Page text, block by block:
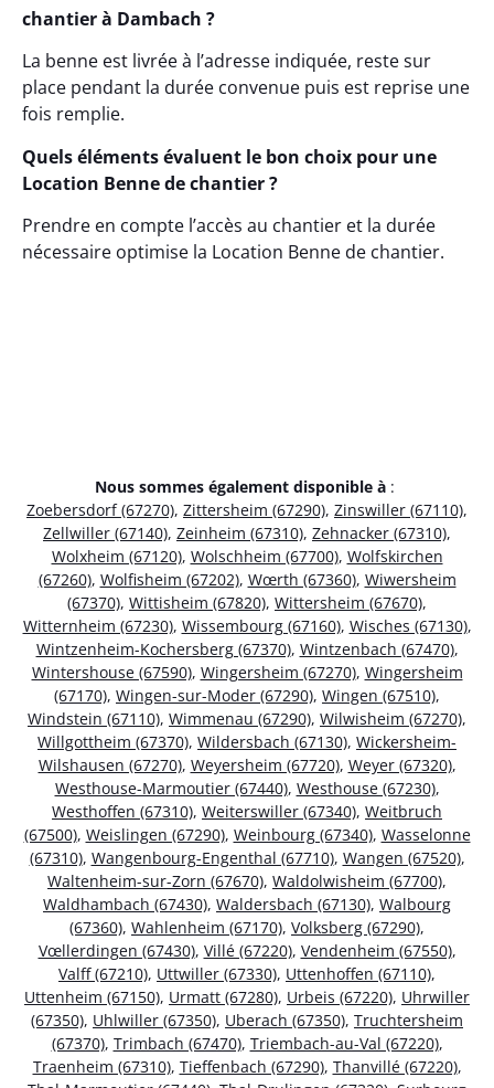
chantier à Dambach ?
La benne est livrée à l’adresse indiquée, reste sur
place pendant la durée convenue puis est reprise une
fois remplie.
Quels éléments évaluent le bon choix pour une
Location Benne de chantier ?
Prendre en compte l’accès au chantier et la durée
nécessaire optimise la Location Benne de chantier.
Nous sommes également disponible à :
Zoebersdorf (67270), Zittersheim (67290), Zinswiller (67110),
Zellwiller (67140), Zeinheim (67310), Zehnacker (67310),
Wolxheim (67120), Wolschheim (67700), Wolfskirchen
(67260), Wolfisheim (67202), Wœrth (67360), Wiwersheim
(67370), Wittisheim (67820), Wittersheim (67670),
Witternheim (67230), Wissembourg (67160), Wisches (67130),
Wintzenheim-Kochersberg (67370), Wintzenbach (67470),
Wintershouse (67590), Wingersheim (67270), Wingersheim
(67170), Wingen-sur-Moder (67290), Wingen (67510),
Windstein (67110), Wimmenau (67290), Wilwisheim (67270),
Willgottheim (67370), Wildersbach (67130), Wickersheim-
Wilshausen (67270), Weyersheim (67720), Weyer (67320),
Westhouse-Marmoutier (67440), Westhouse (67230),
Westhoffen (67310), Weiterswiller (67340), Weitbruch
(67500), Weislingen (67290), Weinbourg (67340), Wasselonne
(67310), Wangenbourg-Engenthal (67710), Wangen (67520),
Waltenheim-sur-Zorn (67670), Waldolwisheim (67700),
Waldhambach (67430), Waldersbach (67130), Walbourg
(67360), Wahlenheim (67170), Volksberg (67290),
Vœllerdingen (67430), Villé (67220), Vendenheim (67550),
Valff (67210), Uttwiller (67330), Uttenhoffen (67110),
Uttenheim (67150), Urmatt (67280), Urbeis (67220), Uhrwiller
(67350), Uhlwiller (67350), Uberach (67350), Truchtersheim
(67370), Trimbach (67470), Triembach-au-Val (67220),
Traenheim (67310), Tieffenbach (67290), Thanvillé (67220),